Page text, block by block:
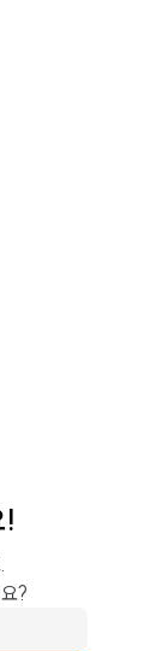
!
?